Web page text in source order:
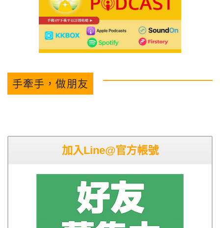
手牽手，做朋友
加入Line@官方帳號